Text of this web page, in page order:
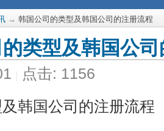
→ 韩国公司的类型及韩国公司的注册流程
类型及韩国公
点击: 1156
韩国公司的注册流程